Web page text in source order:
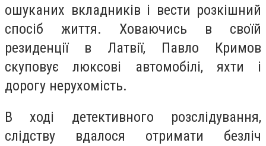
ошуканих вкладників і вести розкішний
спосіб життя. Ховаючись в своїй
резиденції в Латвії, Павло Кримов
скуповує люксові автомобілі, яхти і
дорогу нерухомість.
В ході детективного розслідування,
слідству вдалося отримати безліч